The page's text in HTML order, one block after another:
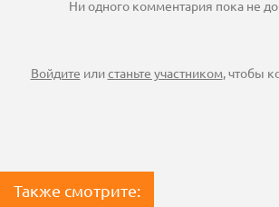
Ни одного комментария пока не
Войдите илистаньте участником, чтобы
Также смотрите: